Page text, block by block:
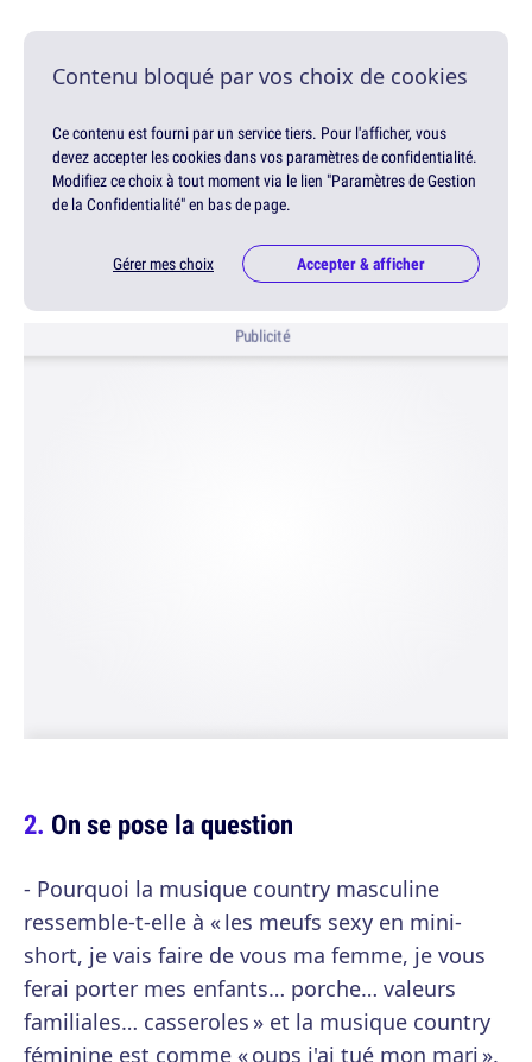
Contenu bloqué par vos choix de cookies
Ce contenu est fourni par un service tiers. Pour l'afficher, vous
devez accepter les cookies dans vos paramètres de confidentialité.
Modifiez ce choix à tout moment via le lien "Paramètres de Gestion
de la Confidentialité" en bas de page.
Gérer mes choix Accepter & afficher
Publicité
On se pose la question
- Pourquoi la musique country masculine
ressemble-t-elle à « les meufs sexy en mini-
short, je vais faire de vous ma femme, je vous
ferai porter mes enfants… porche… valeurs
familiales… casseroles » et la musique country
féminine est comme « oups j'ai tué mon mari ».